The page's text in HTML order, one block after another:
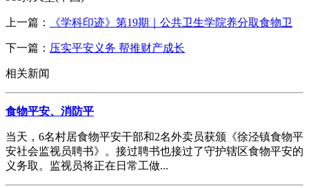
上一篇： 《学科印迹》第19期｜公共卫生学院养分取食物卫
下一篇： 压实平安义务 帮推财产成长
相关新闻
食物平安、消防平
当天，6名村居食物平安干部和2名外卖员获颁《徐泾镇食物平
安社会监视员聘书》。接过聘书也接过了守护辖区食物平安的
义务取。监视员将正在日常工做...